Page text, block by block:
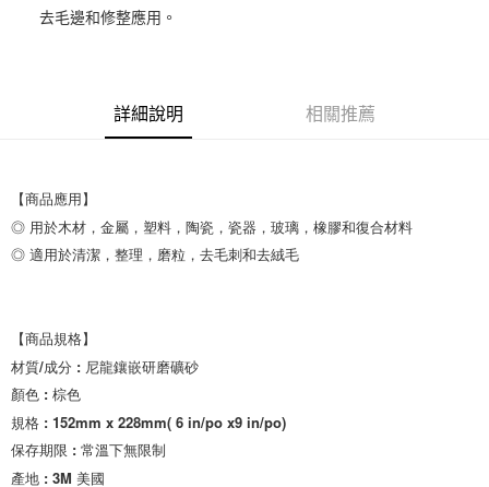
每筆NT$60
新竹物流(大件商品、貨量較大)
去毛邊和修整應用。
詳細說明 相關推薦
【商品應用】
◎ 用於木材，金屬，塑料，陶瓷，瓷器，玻璃，橡膠和復合材料
◎ 適用於清潔，整理，磨粒，去毛刺和去絨毛
【商品規格】
材質/成分 : 尼龍鑲嵌研磨礦砂
顏色 : 棕色
規格 : 152mm x 228mm( 6 in/po x9 in/po)
保存期限 : 常溫下無限制
產地 : 3M 美國